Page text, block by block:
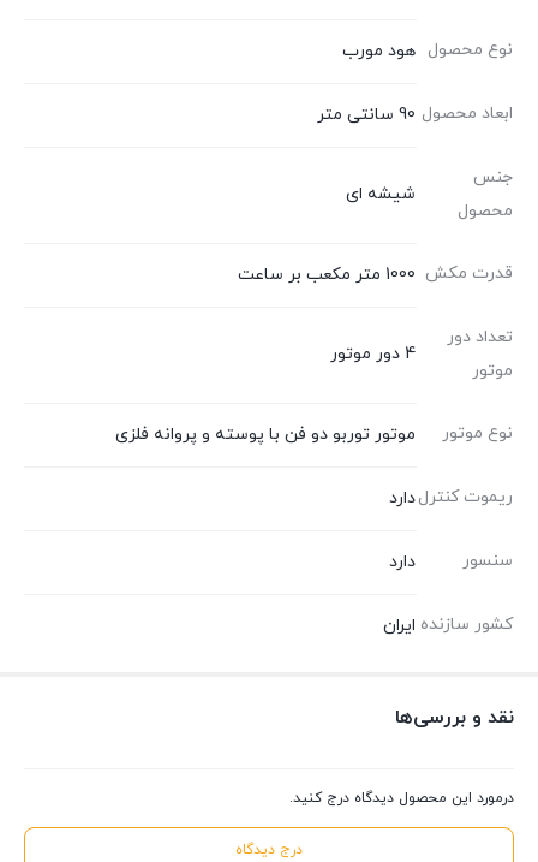
نوع محصول هود مورب
ابعاد محصول 90 سانتی متر
جنس
محصول
شیشه ای
قدرت مکش 1000 متر مکعب بر ساعت
تعداد دور
موتور
4 دور موتور
نوع موتور موتور توربو دو فن با پوسته و پروانه فلزی
ریموت کنترلدارد
سنسور دارد
کشور سازنده ایران
نقد و بررسی‌ها
درمورد این محصول دیدگاه درج کنید.
درج دیدگاه